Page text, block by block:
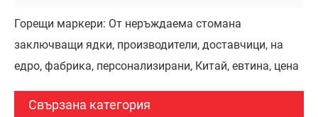
Горещи маркери: От неръждаема стомана
заключващи ядки, производители, доставчици, на
едро, фабрика, персонализирани, Китай, евтина, цена
Свързана категория